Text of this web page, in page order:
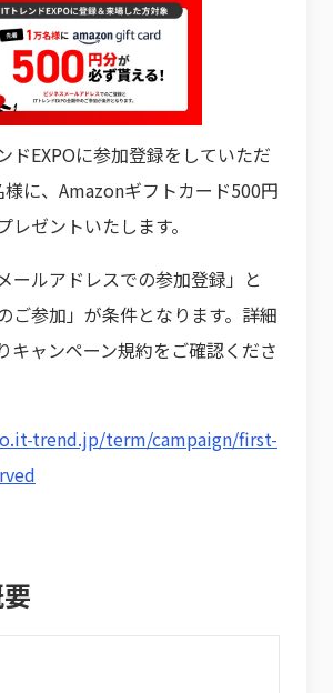
ドEXPOに参加登録をしていただ
に、Amazonギフトカード500円
レゼントいたします。
ールアドレスでの参加登録」と
ご参加」が条件となります。詳細
キャンペーン規約をご確認くださ
trend.jp/term/campaign/first-